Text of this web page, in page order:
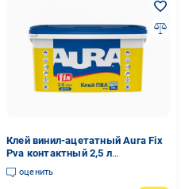
Клей винил-ацетатный Aura Fix
Pva контактный 2,5 л
(2571783927)
оценить